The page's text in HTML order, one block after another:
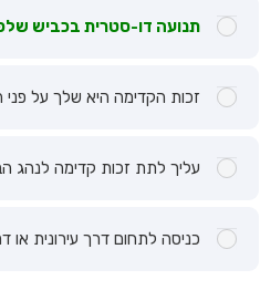
תנועה דו-סטרית בכביש
זכות הקדימה היא שלך על פני
עליך לתת זכות קדימה לנהג
כניסה לתחום דרך עירונית או